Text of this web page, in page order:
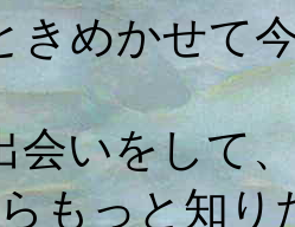
きめかせて
会いをして
もっと知